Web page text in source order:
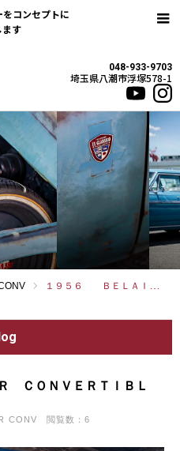
コンセプトに
048-933-9703
埼玉県八潮市浮塚578-1
１９５６ ＢＥＬＡＩＲ ＣＯＮＶＥＲＴＩＢＬＥ
ＣＯＮＶＥＲＴＩＢＬ
CONV 閲覧数：6